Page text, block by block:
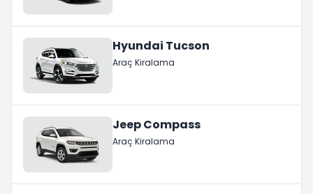
Hyundai Tucson
Araç Kiralama
Jeep Compass
Araç Kiralama